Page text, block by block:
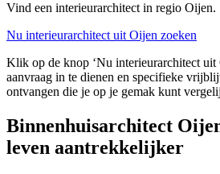
Vind een interieurarchitect in regio Oijen.
Nu interieurarchitect uit Oijen zoeken
Klik op de knop ‘Nu interieurarchitect uit
aanvraag in te dienen en specifieke
ontvangen die je op je gemak kunt
Binnenhuisarchitect
leven aantrekkelijker